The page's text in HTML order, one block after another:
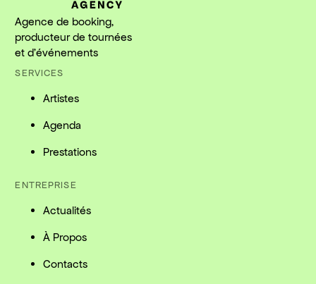
Agence de booking,
producteur de tournées
et d'événements
SERVICES
Artistes
Agenda
Prestations
ENTREPRISE
Actualités
À Propos
Contacts